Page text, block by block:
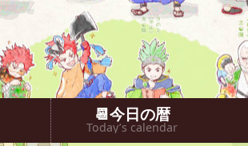
📆今日の暦
Today’s calendar